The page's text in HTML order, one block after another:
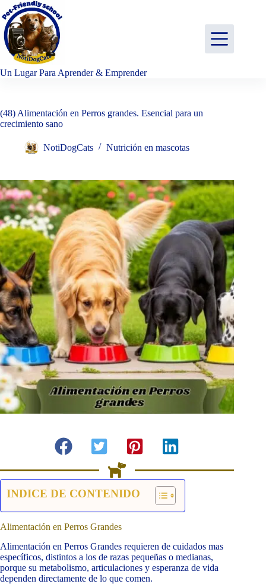
Saltar
al
contenido
Un Lugar Para Aprender & Emprender
(48) Alimentación en Perros grandes. Esencial para un
crecimiento sano
NotiDogCats Nutrición en mascotas
INDICE DE CONTENIDO
Alimentación en Perros Grandes
Alimentación en Perros Grandes requieren de cuidados mas
específicos, distintos a los de razas pequeñas o medianas,
porque su metabolismo, articulaciones y esperanza de vida
dependen directamente de lo que comen.